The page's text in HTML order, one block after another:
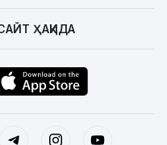
ҲАҚИДА